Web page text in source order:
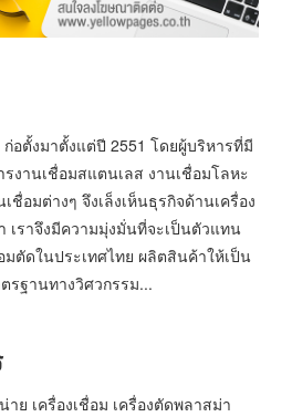
อตั้งมาตั้งแต่ปี 2551 โดยผู้บริหารที่มี
งานเชื่อมสแตนเลส งานเชื่อมโลหะ
อมต่างๆ จึงเล็งเห็นธุรกิจด้านเครื่อง
เราจึงมีความมุ่งมั่นที่จะเป็นตัวแทน
มตัดในประเทศไทย ผลิตสินค้าให้เป็น
รฐานทางวิศวกรรม...
ย เครื่องเชื่อม เครื่องตัดพลาสม่า